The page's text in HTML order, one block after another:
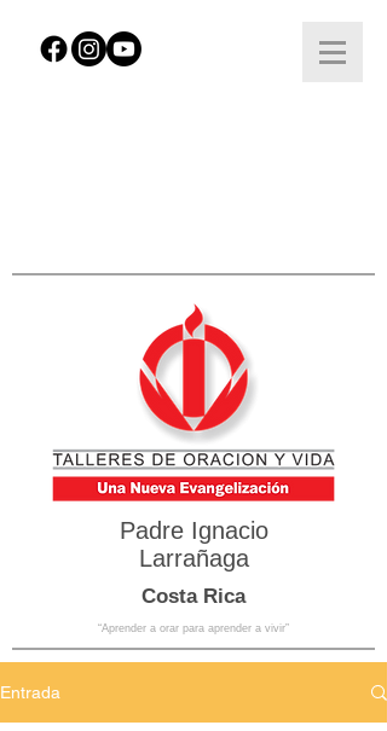
Padre Ignacio
Larrañaga
Costa Rica
“Aprender a orar para aprender a vivir”
Entrada